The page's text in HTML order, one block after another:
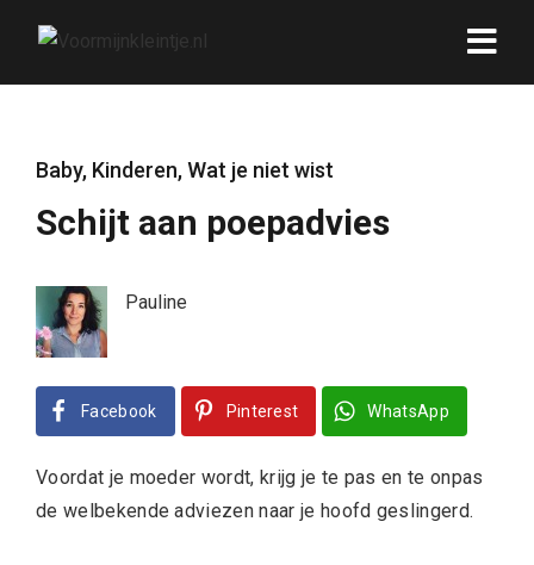
Baby, Kinderen,Wat je niet wist
Schijt aan poepadvies
Pauline
Facebook Pinterest WhatsApp
Voordat je moeder wordt, krijg je te pas en te onpas
de welbekende adviezen naar je hoofd geslingerd.